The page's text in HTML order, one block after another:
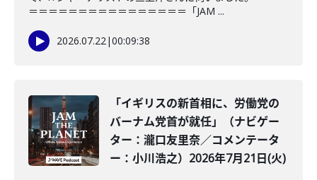
＝＝＝＝＝＝＝＝＝＝＝＝＝＝＝＝「JAM ...
2026.07.22|00:09:38
「イギリスの新首相に、労働党の
バーナム党首が就任」（ナビゲー
ター：瀧口友里奈／コメンテータ
ー：小川浩之）2026年7月21日(火)